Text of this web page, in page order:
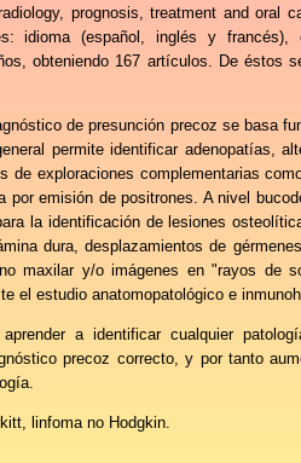
prognosis, treatment and oral
idioma (español, inglés y francés),
obteniendo 167 artículos. De éstos
de presunción precoz se basa
permite identificar adenopatías,
de exploraciones complementarias
por emisión de positrones. A nivel
la identificación de lesiones
dura, desplazamientos de
maxilar y/o imágenes en "rayos de
el estudio anatomopatológico e
aprender a identificar cualquier
precoz correcto, y por tanto
linfoma no Hodgkin.